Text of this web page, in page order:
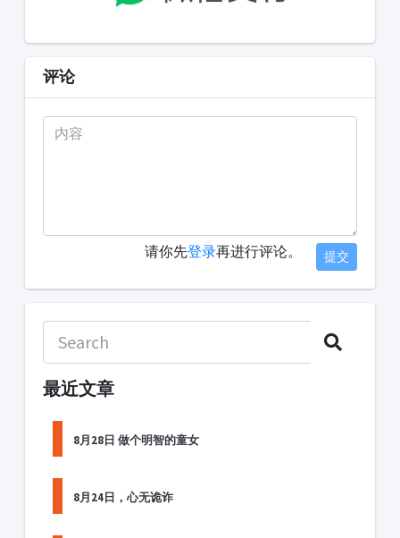
评论
请你先登录再进行评论。 提交
最近文章
8月28日 做个明智的童女
8月24日，心无诡诈